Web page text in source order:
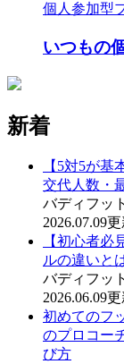
個人参加型
いつもの
新着
【5対5が
交代人数・
バディフッ
2026.07.09
【初心者必
ルの違いと
バディフッ
2026.06.09
初めてのフ
のプロコー
び方